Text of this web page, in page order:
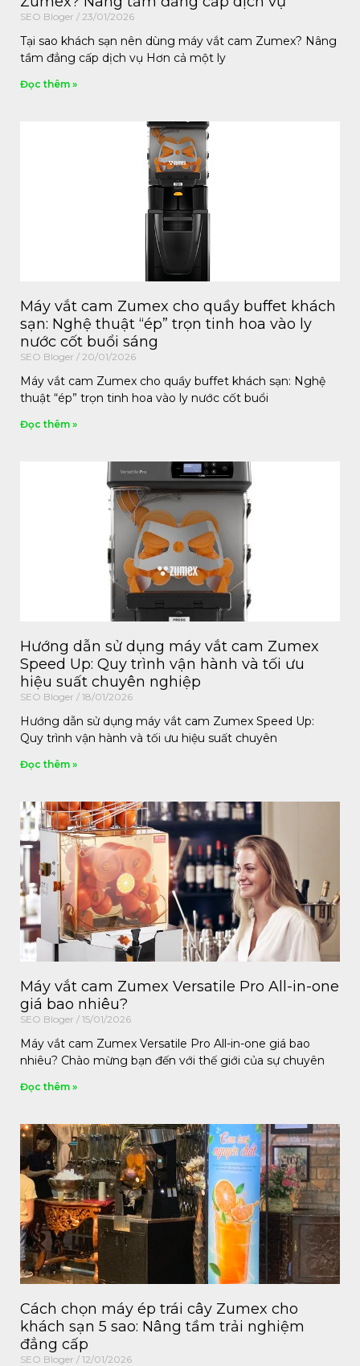
SEO Bloger 23/01/2026
Tại sao khách sạn nên dùng máy vắt cam Zumex? Nâng
tầm đẳng cấp dịch vụ Hơn cả một ly
Đọc thêm »
Máy vắt cam Zumex cho quầy buffet khách
sạn: Nghệ thuật “ép” trọn tinh hoa vào ly
nước cốt buổi sáng
SEO Bloger 20/01/2026
Máy vắt cam Zumex cho quầy buffet khách sạn: Nghệ
thuật “ép” trọn tinh hoa vào ly nước cốt buổi
Đọc thêm »
Hướng dẫn sử dụng máy vắt cam Zumex
Speed Up: Quy trình vận hành và tối ưu
hiệu suất chuyên nghiệp
SEO Bloger 18/01/2026
Hướng dẫn sử dụng máy vắt cam Zumex Speed Up:
Quy trình vận hành và tối ưu hiệu suất chuyên
Đọc thêm »
Máy vắt cam Zumex Versatile Pro All-in-one
giá bao nhiêu?
SEO Bloger 15/01/2026
Máy vắt cam Zumex Versatile Pro All-in-one giá bao
nhiêu? Chào mừng bạn đến với thế giới của sự chuyên
Đọc thêm »
Cách chọn máy ép trái cây Zumex cho
khách sạn 5 sao: Nâng tầm trải nghiệm
đẳng cấp
SEO Bloger 12/01/2026